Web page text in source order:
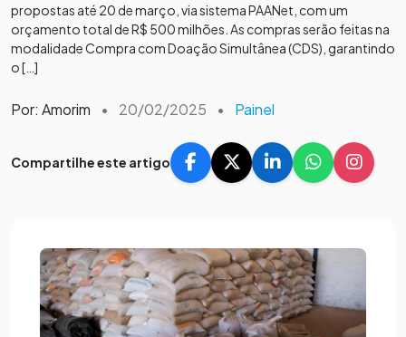
propostas até 20 de março, via sistema PAANet, com um
orçamento total de R$ 500 milhões. As compras serão feitas na
modalidade Compra com Doação Simultânea (CDS), garantindo
o […]
Por: Amorim • 20/02/2025 • Painel
Compartilhe este artigo